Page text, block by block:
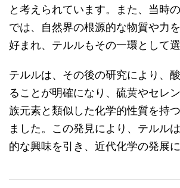
と考えられています。また、当時
では、自然界の根源的な物質や力
好まれ、テルルもその一環として選
テルルは、その後の研究により、
ることが明確になり、硫黄やセレ
族元素と類似した化学的性質を持
ました。この発見により、テルル
的な興味を引き、近代化学の発展